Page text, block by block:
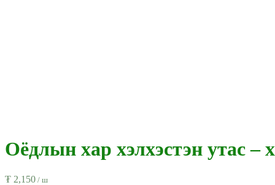
Оёдлын хар хэлхэстэн утас –
₮ 2,150 / ш